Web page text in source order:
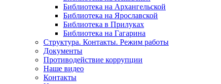
Библиотека на Архангельской
Библиотека на Ярославской
Библиотека в Прилуках
Библиотека на Гагарина
Структура. Контакты. Режим работы
Документы
Противодействие коррупции
Наше видео
Контакты